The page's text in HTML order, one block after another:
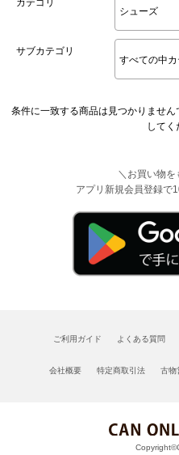
カテゴリ
サブカテゴリ
条件に一致する商品は見つかりませ
してく
＼お買い物を
アプリ新規会員登録で
ご利用ガイド よくある質問
会社概要 特定商取引法 古物